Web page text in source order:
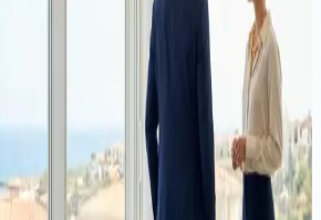
para la residencia permanente
ambos procesos juntos: compra de
permanente, con costos, plazos y
Chipre en un punto de inflexión: los